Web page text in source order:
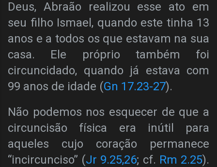
Deus, Abraão realizou esse ato em
seu filho Ismael, quando este tinha 13
anos e a todos os que estavam na sua
casa. Ele próprio também foi
circuncidado, quando já estava com
99 anos de idade (Gn 17.23-27).
Não podemos nos esquecer de que a
circuncisão física era inútil para
aqueles cujo coração permanece
“incircunciso” (Jr 9.25,26; cf. Rm 2.25).